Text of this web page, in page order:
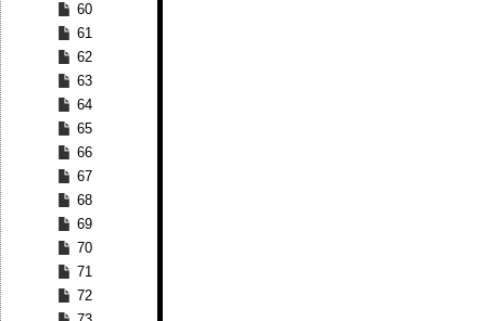
60
61
62
63
64
65
66
67
68
69
70
71
72